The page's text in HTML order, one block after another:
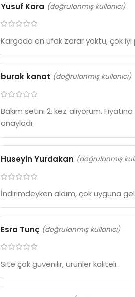
Yusuf Kara (doğrulanmış kullanıcı)
Kargoda en ufak zarar yoktu, çok
burak kanat (doğrulanmış kullanıcı)
Bakım setını 2. kez alıyorum.
onayladı.
Huseyin Yurdakan (doğrulanmış
İndirimdeyken aldım, çok uyguna
Esra Tunç (doğrulanmış kullanıcı)
Sıte çok guvenılır, urunler kalıtelı.